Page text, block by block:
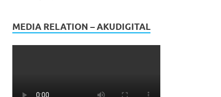
MEDIA RELATION – AKUDIGITAL